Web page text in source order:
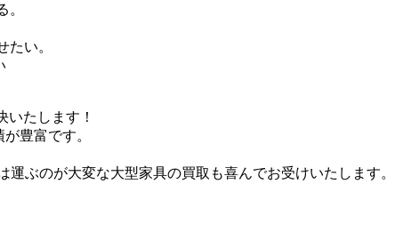
。
い。
たします！
豊富です。
ぶのが大変な大型家具の買取も喜んでお受けいたします。